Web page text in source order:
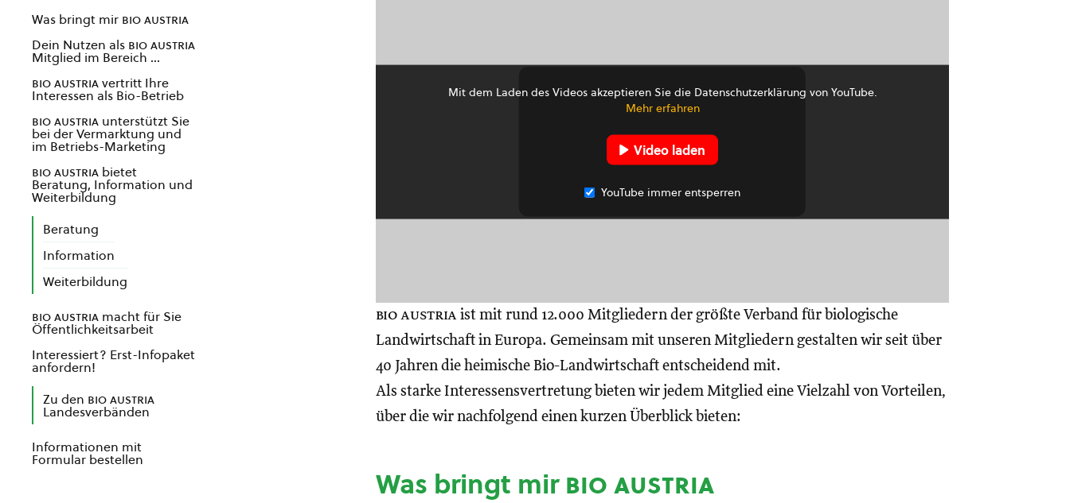
Mit dem Laden des Videos akzeptieren Sie die Datenschutzerklärung von YouTube.
Mehr erfahren
Video laden
YouTube immer entsperren
bio austria ist mit rund 12.000 Mitgliedern der größte Verband für biologische
Landwirtschaft in Europa. Gemeinsam mit unseren Mitgliedern gestalten wir seit über
40 Jahren die heimische Bio-Landwirtschaft entscheidend mit.
Als starke Interessensvertretung bieten wir jedem Mitglied eine Vielzahl von Vorteilen,
über die wir nachfolgend einen kurzen Überblick bieten:
Was bringt mirbio austria
Was bringt mir bio austria
Dein Nutzen als bio austria
Mitglied im Bereich …
bio austriavertritt Ihre
Interessen als Bio-Betrieb
bio austria unterstützt Sie
bei der Vermarktung und
im Betriebs-Marketing
bio austria bietet
Beratung, Information und
Weiterbildung
Beratung
Information
Weiterbildung
bio austria macht für Sie
Öffentlichkeitsarbeit
Interessiert? Erst-Infopaket
anfordern!
Zu den bio austria
Landesverbänden
Informationen mit
Formular bestellen